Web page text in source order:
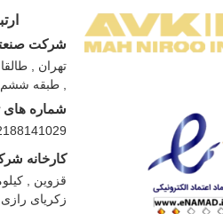
شرکت
, طبقه ششم
شماره های
| 02188141033
کارخانه
زکریای رازی